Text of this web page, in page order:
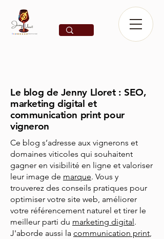
Le blog de Jenny Lloret : SEO,
marketing digital et
communication print pour
vigneron
Ce blog s’adresse aux vignerons et
domaines viticoles qui souhaitent
gagner en visibilité en ligne et valoriser
leur image de marque. Vous y
trouverez des conseils pratiques pour
optimiser votre site web, améliorer
votre référencement naturel et tirer le
meilleur parti du marketing digital.
J'aborde aussi la communication print,